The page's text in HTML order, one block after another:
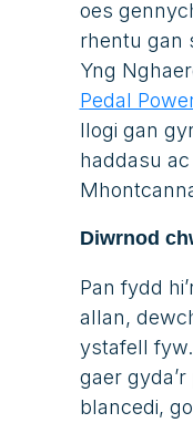
oes
rhentu gan
Yng
Pedal
llogi gan gy
haddasu ac
Diwrnod
Pan fydd
allan,
ystafell
gaer
blancedi,